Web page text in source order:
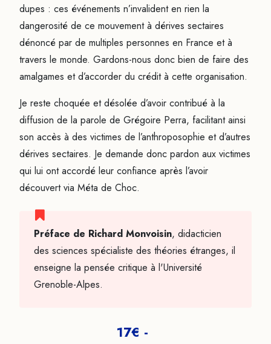
dupes : ces événements n’invalident en rien la
dangerosité de ce mouvement à dérives sectaires
dénoncé par de multiples personnes en France et à
travers le monde. Gardons-nous donc bien de faire des
amalgames et d’accorder du crédit à cette organisation.
Je reste choquée et désolée d’avoir contribué à la
diffusion de la parole de Grégoire Perra, facilitant ainsi
son accès à des victimes de l’anthroposophie et d’autres
dérives sectaires. Je demande donc pardon aux victimes
qui lui ont accordé leur confiance après l’avoir
découvert via Méta de Choc.
Préface de Richard Monvoisin, didacticien
des sciences spécialiste des théories étranges, il
enseigne la pensée critique à l'Université
Grenoble-Alpes.
17€ -